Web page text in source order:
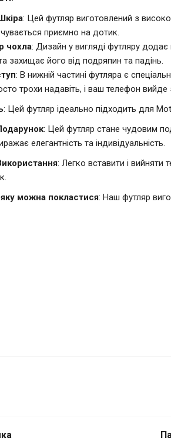
: Цей футляр виготовлений з
приємно на дотик.
чохла: Дизайн у вигляді футляру
захищає його від подряпин та падінь.
: В нижній частині футляра є
трохи надавіть, і ваш телефон вийде
: Цей футляр ідеально підходить для
: Цей футляр стане чудовим
елегантність та індивідуальність.
: Легко вставити і
яку можна покластися: Наш футляр